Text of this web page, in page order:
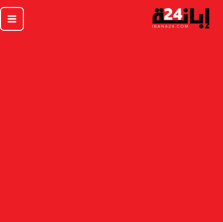
تخطي
المحتوى